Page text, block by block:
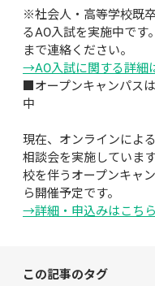
※社会人・高等学校既
るAO入試を実施中です
まで連絡ください。
→AO入試に関する詳細
■オープンキャンパス
中
現在、オンラインによ
相談会を実施していま
校を伴うオープンキャ
ら開催予定です。
→詳細・申込みはこちら
この記事のタグ